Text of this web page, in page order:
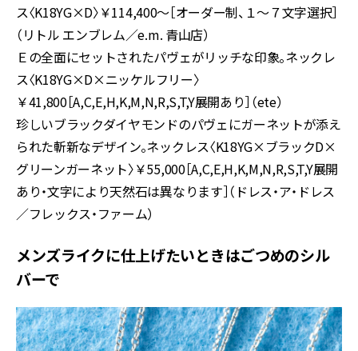
ス〈K18YG×D〉￥114,400～［オーダー制、１～７文字選択］
（リトル エンブレム／e.m. 青山店）
Ｅの全面にセットされたパヴェがリッチな印象。ネックレ
ス〈K18YG×D×ニッケルフリー〉
￥41,800［A,C,E,H,K,M,N,R,S,T,Y展開あり］（ete）
珍しいブラックダイヤモンドのパヴェにガーネットが添え
られた斬新なデザイン。ネックレス〈K18YG×ブラックD×
グリーンガーネット〉￥55,000［A,C,E,H,K,M,N,R,S,T,Y展開
あり・文字により天然石は異なります］（ドレス・ア・ドレス
／フレックス・ファーム）
メンズライクに仕上げたいときはごつめのシル
バーで